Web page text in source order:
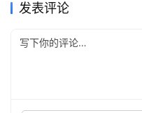
发表评论